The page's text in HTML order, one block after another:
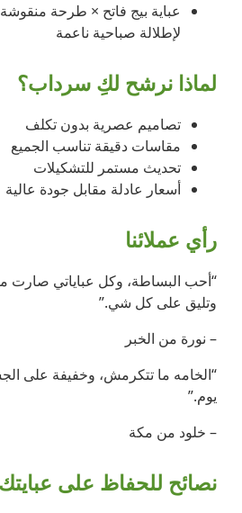
عباية بيج فاتح × طرحة
لإطلالة صباحية ناعمة
لماذا نرشح لكِ سرداب؟
تصاميم عصرية بدون تكلف
مقاسات دقيقة تناسب الجميع
تحديث مستمر للتشكيلات
أسعار عادلة مقابل جودة عالية
رأي عملائنا
“أحب البساطة، وكل عباياتي صارت
وتليق على كل شي.”
– نورة من الخبر
“الخامه ما تتكرمش، وخفيفة على
يوم.”
– خلود من مكة
نصائح للحفاظ على